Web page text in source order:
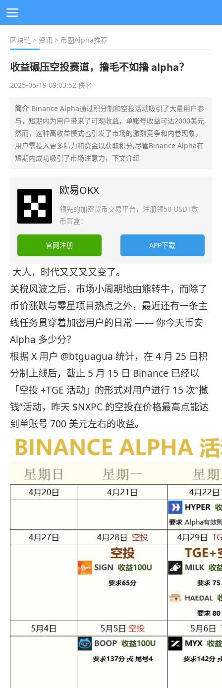
区块链 > 资讯 > 币圈Alpha推荐
收益碾压空投赛道，撸毛不如撸 alpha？
2025-05-19 09:03:52 佚名
简介 Binance Alpha通过积分制和空投活动吸引了大量用户参
与，短期内为用户带来了可观收益，单账号收益可达2000美元,
然而，这种高收益模式也引发了市场的激烈竞争和内卷现象，
用户需投入更多精力和资金以获取积分,尽管Binance Alpha在
短期内成功吸引了市场注意力，下文介绍
欧易OKX
领先的加密货币交易平台，注册领50 USDT数
币盲盒！
官网注册 APP下载
大人，时代又又又又变了。
关税风波之后，市场小周期地由熊转牛，而除了
币价涨跌与零星项目热点之外，最近还有一条主
线任务贯穿着加密用户的日常 —— 你今天币安
Alpha 多少分？
根据 X 用户 @btguagua 统计，在 4 月 25 日积
分制上线后，截止 5 月 15 日 Binance 已经以
「空投 +TGE 活动」的形式对用户进行 15 次“撒
钱”活动，昨天 $NXPC 的空投在价格最高点能达
到单账号 700 美元左右的收益。